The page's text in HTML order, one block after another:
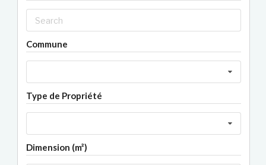
Commune
Type de Propriété
Dimension (m²)